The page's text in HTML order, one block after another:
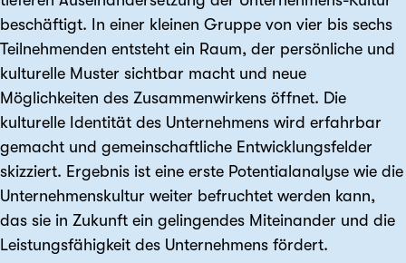
beschäftigt. In einer kleinen Gruppe von vier bis sechs
Teilnehmenden entsteht ein Raum, der persönliche und
kulturelle Muster sichtbar macht und neue
Möglichkeiten des Zusammenwirkens öffnet. Die
kulturelle Identität des Unternehmens wird erfahrbar
gemacht und gemeinschaftliche Entwicklungsfelder
skizziert. Ergebnis ist eine erste Potentialanalyse wie die
Unternehmenskultur weiter befruchtet werden kann,
das sie in Zukunft ein gelingendes Miteinander und die
Leistungsfähigkeit des Unternehmens fördert.